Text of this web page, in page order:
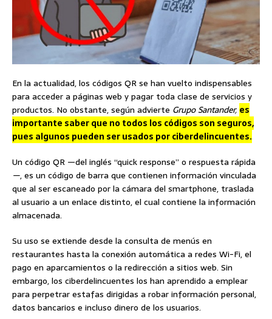
En la actualidad, los códigos QR se han vuelto indispensables
para acceder a páginas web y pagar toda clase de servicios y
productos. No obstante, según advierte Grupo Santander, es
importante saber que no todos los códigos son seguros,
pues algunos pueden ser usados por ciberdelincuentes.
Un código QR —del inglés “quick response” o respuesta rápida
—, es un código de barra que contienen información vinculada
que al ser escaneado por la cámara del smartphone, traslada
al usuario a un enlace distinto, el cual contiene la información
almacenada.
Su uso se extiende desde la consulta de menús en
restaurantes hasta la conexión automática a redes Wi-Fi, el
pago en aparcamientos o la redirección a sitios web. Sin
embargo, los ciberdelincuentes los han aprendido a emplear
para perpetrar estafas dirigidas a robar información personal,
datos bancarios e incluso dinero de los usuarios.